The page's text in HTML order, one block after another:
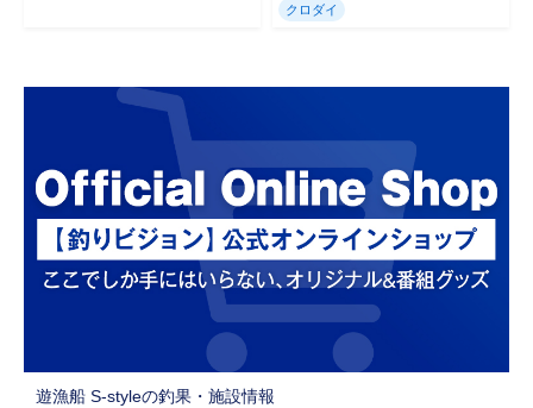
クロダイ
遊漁船 S-styleの釣果・施設情報